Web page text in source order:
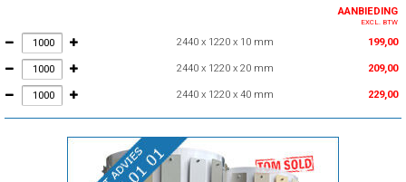
AANBIEDING
EXCL. BTW
2440 x 1220 x 10 mm 199,00
2440 x 1220 x 20 mm 209,00
2440 x 1220 x 40 mm 229,00